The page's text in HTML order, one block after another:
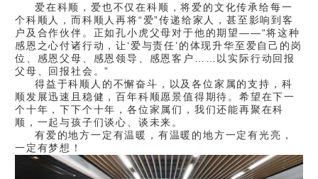
爱在科顺，爱也不仅在科顺，将爱的文化传承给每一
个科顺人，而科顺人再将“爱”传递给家人，甚至影响到客
户及合作伙伴。正如孔小虎父母对于他的期望——“将这种
感恩之心付诸行动，让‘爱与责任’的体现升华至爱自己的岗
位、感恩父母、感恩领导、感恩客户……以实际行动回报
父母、回报社会。”
得益于科顺人的不懈奋斗，以及各位家属的支持，科
顺发展迅速且稳健，百年科顺愿景值得期待。希望在下一
个十年，下下个十年，各位家属们，我们还能再聚在科
顺，一起与孩子们谈心、谈未来。
有爱的地方一定有温暖，有温暖的地方一定有光亮，
一定有梦想！